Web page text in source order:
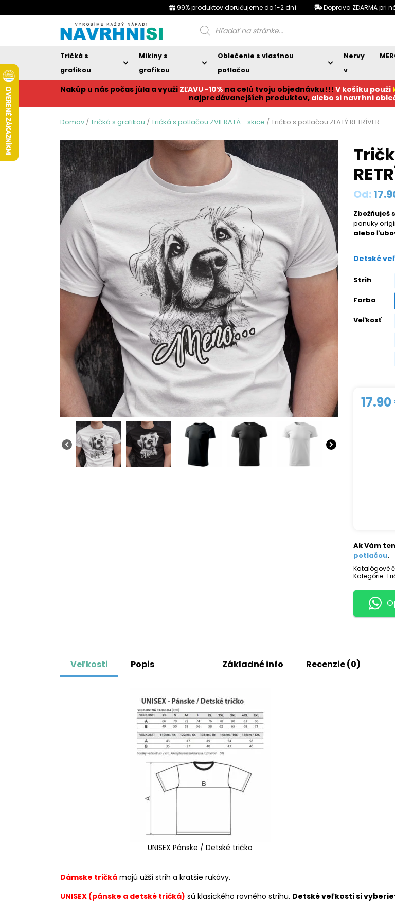
99% produktov doručujeme do 1-2 dní Doprava ZDARMA pri
Products
search
Tričká s
grafikou
Mikiny s
grafikou
Oblečenie s vlastnou
potlačou
Nervy
v
Nakúp u nás počas júla a využi ZĽAVU -10% na celú tvoju objednávku!!! V košíku použi
najpredávanejších produktov, alebo si navrhni
Domov /Tričká s grafikou /Tričká s potlačou ZVIERATÁ - skice / Tričko s potlačou ZLATÝ RETRÍVER
Od:
Zbožňuješ
ponuky
alebo
Detské
Strih
Farba
Veľkosť
17.90
Ak Vám
potlačou.
Katalógové
Kategórie:
Veľkosti Popis Základné info Recenzie (0)
UNISEX Pánske / Detské tričko
Dámske tričká majú užší strih a kratšie rukávy.
UNISEX (pánske a detské tričká) sú klasického rovného strihu. Detské veľkosti si